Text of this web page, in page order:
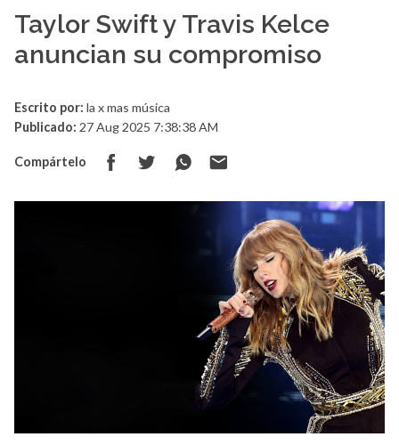
Taylor Swift y Travis Kelce
anuncian su compromiso
Escrito por: la x mas música
Publicado: 27 Aug 2025 7:38:38 AM
Compártelo